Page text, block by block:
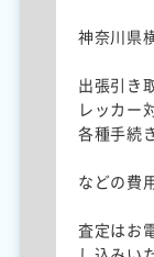
神奈川県
出張引き
レッカー
各種手続
などの費
査定はお